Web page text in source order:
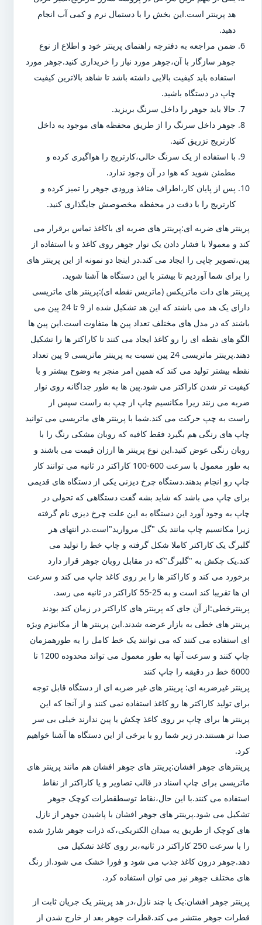
هد پرینتر است.این بخش را با دستمال نرم و کمی آب انجام
دهید.
ضمن مراجعه به دفترچه راهنمای پرینتر خود و اطلاع از نوع
جوهر سازگار با آن،جوهر مورد نیاز را خریداری کنید.جوهر مورد
استفاده باید کیفیت بالایی داشته باشد تا شاهد بالاترین کیفیت
چاپ در دستگاه باشید.
حالا باید جوهر را داخل سرنگ بریزید.
جوهر داخل سرنگ را از طریق محفظه های موجود به داخل
کارتریج تزریق کنید.
با استفاده از یک سرنگ خالی،کارتریج را هواگیری کرده و
مطمئن شوید که هوا در آن وجود ندارد.
پس از پایان کار،اطراف منافذ ورودی جوهر را تمیز کرده و
کارتریج را با دقت در محفظه مخصوصش جایگذاری کنید.
پرینتر های ضربه ای:پرینتر های ضربه ای باکاغذ تماس برقرار می
کند و معمولا با فشار دادن یک نوار جوهر روی کاغذ و با استفاده از
پین،تصویر چاپی را ایجاد می کند.در اینجا دو نمونه از این پرینتر های
را برای شما آوردیم تا بیشتر با این دستگاه ها آشنا شوید.
پرینتر های دات ماتریکس (ماتریس نقطه ای):پرینتر های ماتریسی
دارای یک هد می باشند که این هد تشکیل شده از 9 تا 24 پین می
باشند که در مدل های مختلف تعداد پین ها متفاوت است.این پین ها
الگو های نقطه ای را رو کاغذ ایجاد می کنند تا کاراکتر ها را تشکیل
دهند.پرینتر ماتریسی 24 پین نسبت به پرینتر ماتریسی 9 پین تعداد
نقطه بیشتر تولید می کند که همین امر منجر به وضوح بیشتر و با
کیفیت تر شدن کاراکتر می شود.پین ها به طور جداگانه روی نوار
ضربه می زنند زیرا مکانسیم چاپ از چپ به راست سپس از
راست به چپ حرکت می کند.شما با پرینتر های ماتریسی می توانید
چاپ های رنگی هم بگیرد فقط کافیه که روبان مشکی رنگ را با
روبان رنگی عوض کنید.این نوع پرینتر ها ارزان قیمت می باشند و
به طور معمول با سرعت 600-100 کاراکتر در ثانیه می توانند کار
چاپ رو انجام بدهند.دستگاه چرخ دیزنی یکی از دستگاه های قدیمی
برای چاپ می باشد که شاید بشه گفت دستگاهی که تحولی در
چاپ به وجود آورد این دستگاه به این علت چرخ دیزی نام گرفته
زیرا مکانسیم چاپ مانند یک "گل مروارید"است.در انتهای هر
گلبرگ یک کاراکتر کاملا شکل گرفته و چاپ خط را تولید می
کند.یک چکش به "گلبرگ"که در مقابل روبان جوهر قرار دارد
برخورد می کند و کاراکتر ها را بر روی کاغذ چاپ می کند و سرعت
ان ها تقریبا کند است و به 25-55 کاراکتر در ثانیه می رسد.
پرینترخطی:از آن جای که پرینتر های کاراکتر در زمان کند بودند
پرینتر های خطی به بازار عرضه شدند.این پرینتر ها از مکانیزم ویژه
ای استفاده می کنند که می توانند یک خط کامل را به طورهمزمان
چاپ کنند و سرعت آنها به طور معمول می تواند محدوده 1200 تا
6000 خط در دقیقه را چاپ کنند
پرینتر غیرضربه ای: پرینتر های غیر ضربه ای از دستگاه قابل توجه
برای تولید کاراکتر ها رو کاغذ استفاده نمی کنند و از آنجا که این
پرینتر ها برای چاپ بر روی کاغذ چکش یا پین ندارند خیلی بی سر
صدا تر هستند.در زیر شما رو با برخی از این دستگاه ها آشنا خواهیم
کرد.
پرینترهای جوهر افشان:پرینتر های جوهر افشان هم مانند پرینتر های
ماتریسی برای چاپ اسناد در قالب تصاویر و یا کاراکتر از نقاط
استفاده می کنند.با این حال،نقاط توسطقطرات کوچک جوهر
تشکیل می شود.پرینتر های جوهر افشان با پاشیدن جوهر از نازل
های کوچک از طریق یه میدان الکتریکی،که ذرات جوهر شارژ شده
را با سرعت 250 کاراکتر در ثانیه،بر روی کاغذ تشکیل می
دهد.جوهر درون کاغذ جذب می شود و فورا خشک می شود.از رنگ
های مختلف جوهر نیز می توان استفاده کرد.
پرینتر جوهر افشان:یک یا چند نازل،در هد پرینتر یک جریان ثابت از
قطرات جوهر منتشر می کند.قطرات جوهر بعد از خارج شدن از